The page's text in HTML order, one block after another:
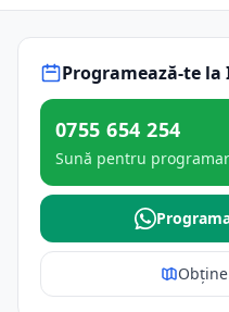
Programează-te la
0755 654 254
Sună pentru